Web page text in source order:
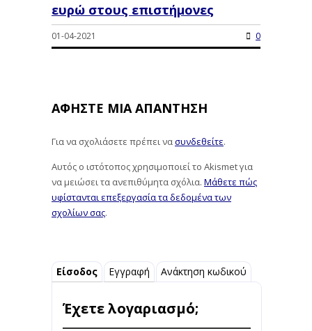
ευρώ στους επιστήμονες
01-04-2021 0
ΑΦΉΣΤΕ ΜΙΑ ΑΠΆΝΤΗΣΗ
Για να σχολιάσετε πρέπει νασυνδεθείτε.
Αυτός ο ιστότοπος χρησιμοποιεί το Akismet για
να μειώσει τα ανεπιθύμητα σχόλια. Μάθετε πώς
υφίστανται επεξεργασία τα δεδομένα των
σχολίων σας.
Είσοδος Εγγραφή Ανάκτηση κωδικού
Έχετε λογαριασμό;